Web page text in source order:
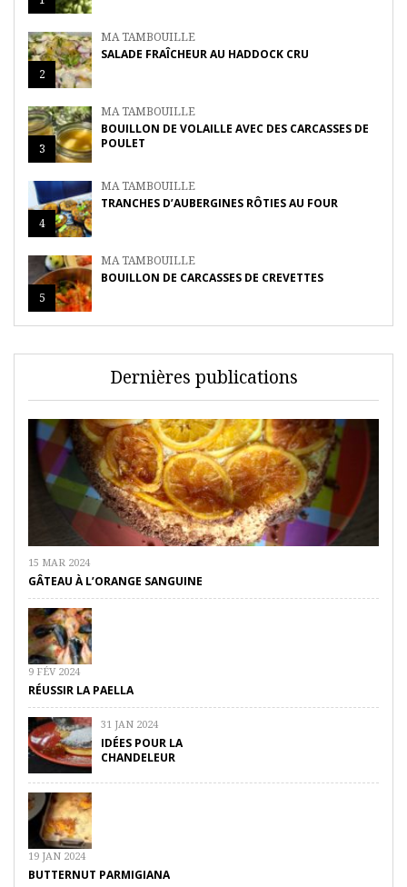
2
MA TAMBOUILLE
SALADE FRAÎCHEUR AU HADDOCK CRU
3
MA TAMBOUILLE
BOUILLON DE VOLAILLE AVEC DES CARCASSES DE
POULET
4
MA TAMBOUILLE
TRANCHES D’AUBERGINES RÔTIES AU FOUR
5
MA TAMBOUILLE
BOUILLON DE CARCASSES DE CREVETTES
Dernières publications
15 MAR 2024
GÂTEAU À L’ORANGE SANGUINE
9 FÉV 2024
RÉUSSIR LA PAELLA
31 JAN 2024
IDÉES POUR LA
CHANDELEUR
19 JAN 2024
BUTTERNUT PARMIGIANA